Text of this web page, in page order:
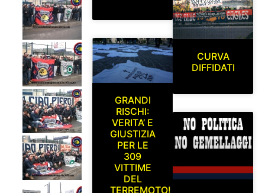
GRANDI
RISCHI:
VERITA’ E
GIUSTIZIA
PER LE
309
VITTIME
DEL
TERREMOTO!
CURVA
DIFFIDATI